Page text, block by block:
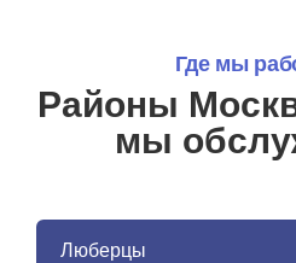
Где мы
Районы
мы
Люберцы